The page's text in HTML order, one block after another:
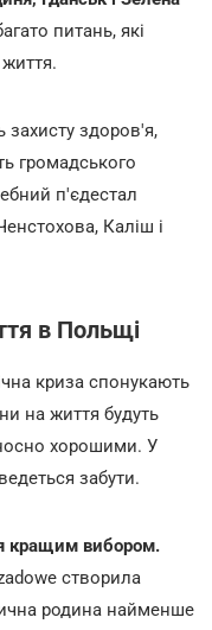
питань, які
захисту здоров'я,
громадського
п'єдестал
Каліш і
в Польщі
криза спонукають
на життя будуть
хорошими. У
забути.
кращим вибором.
створила
родина найменше